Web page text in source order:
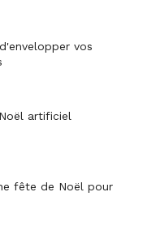
vos
artificiel
fête de Noël pour